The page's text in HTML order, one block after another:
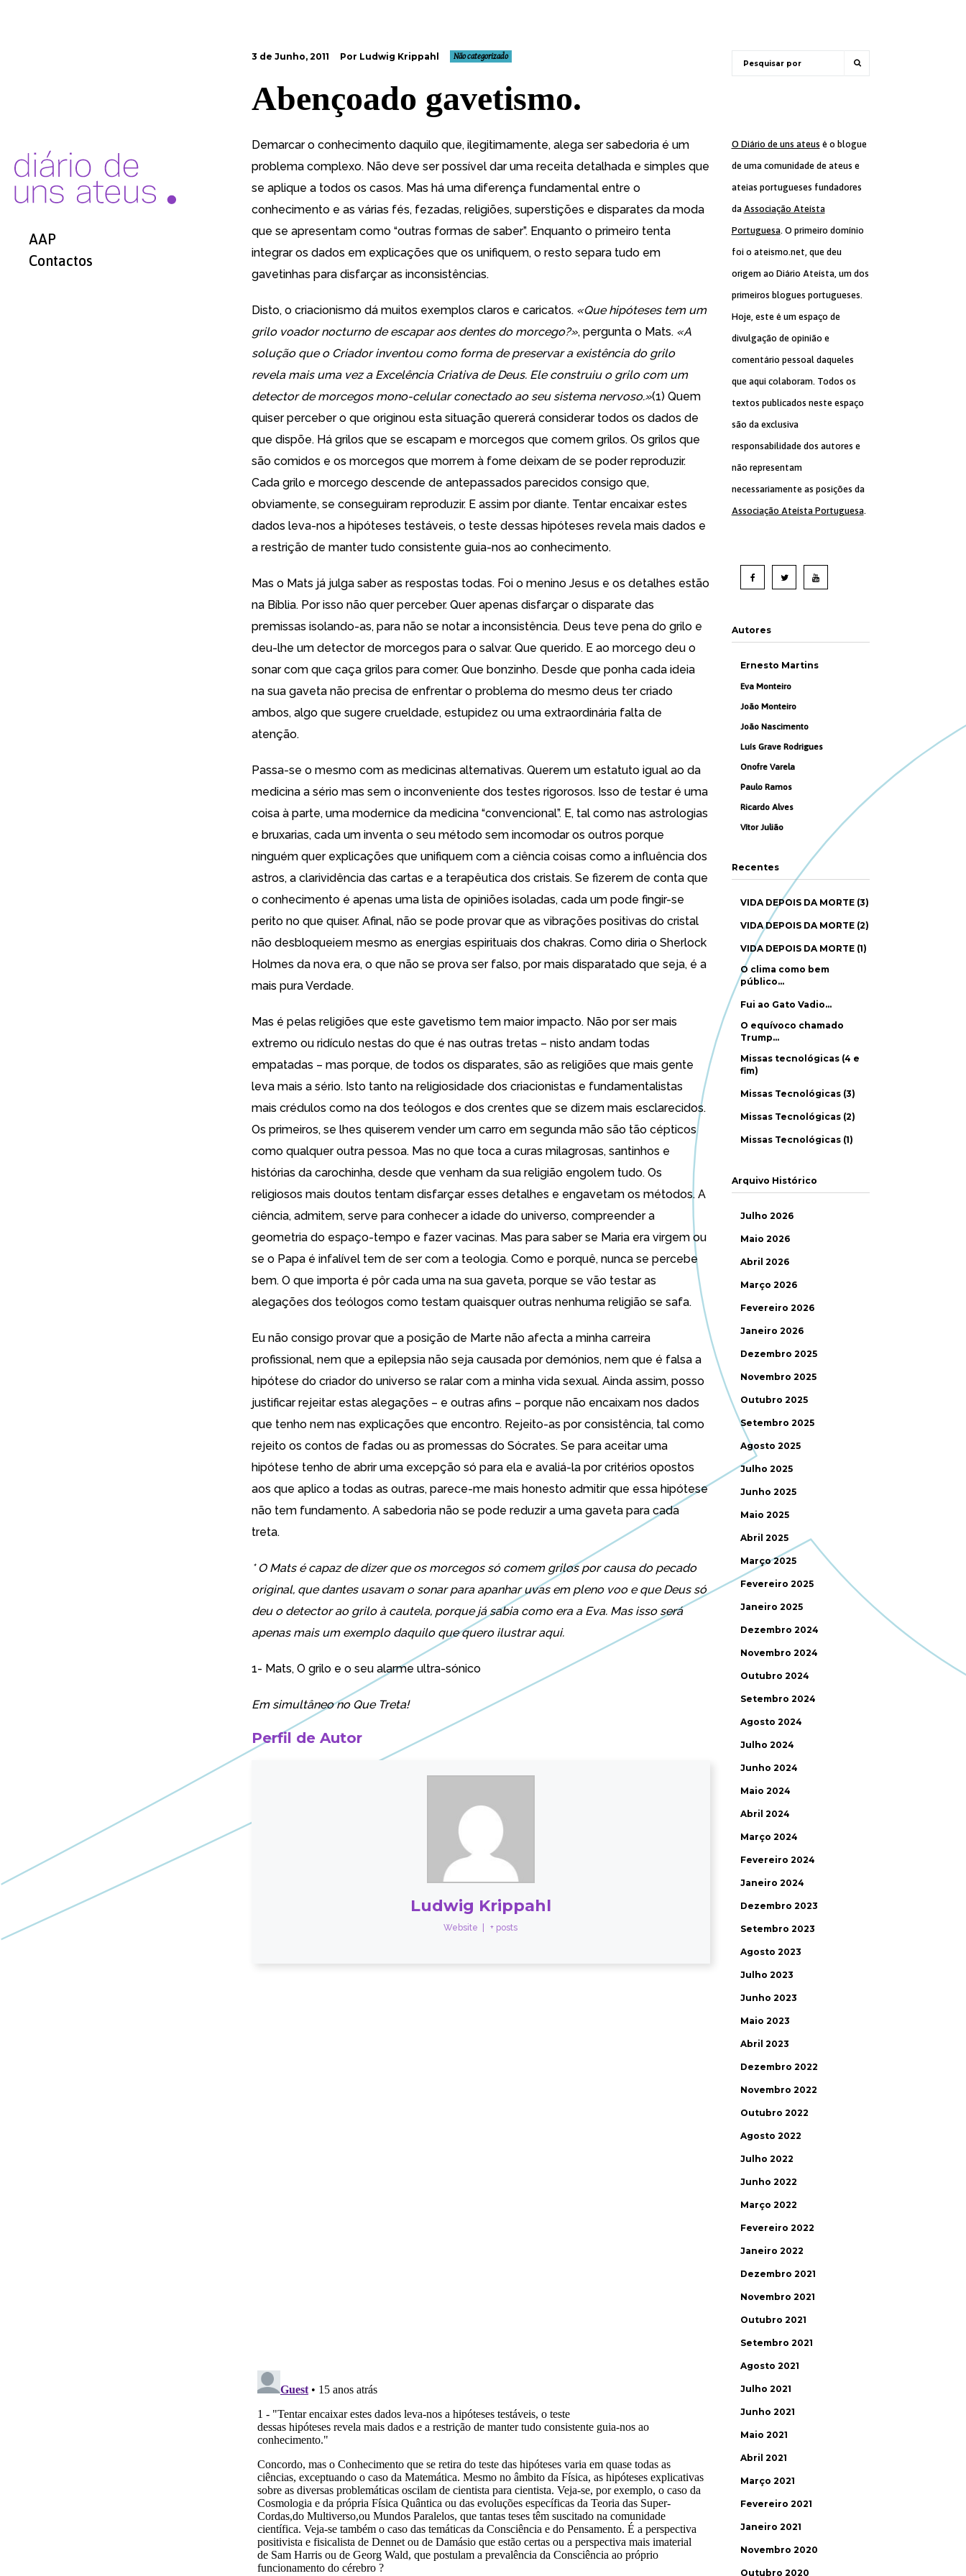
AAP
Contactos
3 de Junho, 2011 Por Ludwig Krippahl Não categorizado
Abençoado gavetismo.
Demarcar o conhecimento daquilo que, ilegitimamente, alega ser sabedoria é um
problema complexo. Não deve ser possível dar uma receita detalhada e simples que
se aplique a todos os casos. Mas há uma diferença fundamental entre o
conhecimento e as várias fés, fezadas, religiões, superstições e disparates da moda
que se apresentam como “outras formas de saber”. Enquanto o primeiro tenta
integrar os dados em explicações que os unifiquem, o resto separa tudo em
gavetinhas para disfarçar as inconsistências.
Disto, o criacionismo dá muitos exemplos claros e caricatos. «Que hipóteses tem um
grilo voador nocturno de escapar aos dentes do morcego?», pergunta o Mats. «A
solução que o Criador inventou como forma de preservar a existência do grilo
revela mais uma vez a Excelência Criativa de Deus. Ele construiu o grilo com um
detector de morcegos mono-celular conectado ao seu sistema nervoso.»(1) Quem
quiser perceber o que originou esta situação quererá considerar todos os dados de
que dispõe. Há grilos que se escapam e morcegos que comem grilos. Os grilos que
são comidos e os morcegos que morrem à fome deixam de se poder reproduzir.
Cada grilo e morcego descende de antepassados parecidos consigo que,
obviamente, se conseguiram reproduzir. E assim por diante. Tentar encaixar estes
dados leva-nos a hipóteses testáveis, o teste dessas hipóteses revela mais dados e
a restrição de manter tudo consistente guia-nos ao conhecimento.
Mas o Mats já julga saber as respostas todas. Foi o menino Jesus e os detalhes estão
na Bíblia. Por isso não quer perceber. Quer apenas disfarçar o disparate das
premissas isolando-as, para não se notar a inconsistência. Deus teve pena do grilo e
deu-lhe um detector de morcegos para o salvar. Que querido. E ao morcego deu o
sonar com que caça grilos para comer. Que bonzinho. Desde que ponha cada ideia
na sua gaveta não precisa de enfrentar o problema do mesmo deus ter criado
ambos, algo que sugere crueldade, estupidez ou uma extraordinária falta de
atenção.
Passa-se o mesmo com as medicinas alternativas. Querem um estatuto igual ao da
medicina a sério mas sem o inconveniente dos testes rigorosos. Isso de testar é uma
coisa à parte, uma modernice da medicina “convencional”. E, tal como nas astrologias
e bruxarias, cada um inventa o seu método sem incomodar os outros porque
ninguém quer explicações que unifiquem com a ciência coisas como a influência dos
astros, a clarividência das cartas e a terapêutica dos cristais. Se fizerem de conta que
o conhecimento é apenas uma lista de opiniões isoladas, cada um pode fingir-se
perito no que quiser. Afinal, não se pode provar que as vibrações positivas do cristal
não desbloqueiem mesmo as energias espirituais dos chakras. Como diria o Sherlock
Holmes da nova era, o que não se prova ser falso, por mais disparatado que seja, é a
mais pura Verdade.
Mas é pelas religiões que este gavetismo tem maior impacto. Não por ser mais
extremo ou ridículo nestas do que é nas outras tretas – nisto andam todas
empatadas – mas porque, de todos os disparates, são as religiões que mais gente
leva mais a sério. Isto tanto na religiosidade dos criacionistas e fundamentalistas
mais crédulos como na dos teólogos e dos crentes que se dizem mais esclarecidos.
Os primeiros, se lhes quiserem vender um carro em segunda mão são tão cépticos
como qualquer outra pessoa. Mas no que toca a curas milagrosas, santinhos e
histórias da carochinha, desde que venham da sua religião engolem tudo. Os
religiosos mais doutos tentam disfarçar esses detalhes e engavetam os métodos. A
ciência, admitem, serve para conhecer a idade do universo, compreender a
geometria do espaço-tempo e fazer vacinas. Mas para saber se Maria era virgem ou
se o Papa é infalível tem de ser com a teologia. Como e porquê, nunca se percebe
bem. O que importa é pôr cada uma na sua gaveta, porque se vão testar as
alegações dos teólogos como testam quaisquer outras nenhuma religião se safa.
Eu não consigo provar que a posição de Marte não afecta a minha carreira
profissional, nem que a epilepsia não seja causada por demónios, nem que é falsa a
hipótese do criador do universo se ralar com a minha vida sexual. Ainda assim, posso
justificar rejeitar estas alegações – e outras afins – porque não encaixam nos dados
que tenho nem nas explicações que encontro. Rejeito-as por consistência, tal como
rejeito os contos de fadas ou as promessas do Sócrates. Se para aceitar uma
hipótese tenho de abrir uma excepção só para ela e avaliá-la por critérios opostos
aos que aplico a todas as outras, parece-me mais honesto admitir que essa hipótese
não tem fundamento. A sabedoria não se pode reduzir a uma gaveta para cada
treta.
* O Mats é capaz de dizer que os morcegos só comem grilos por causa do pecado
original, que dantes usavam o sonar para apanhar uvas em pleno voo e que Deus só
deu o detector ao grilo à cautela, porque já sabia como era a Eva. Mas isso será
apenas mais um exemplo daquilo que quero ilustrar aqui.
1- Mats, O grilo e o seu alarme ultra-sónico
Em simultâneo no Que Treta!
Perfil de Autor
Ludwig Krippahl
Website + posts
O Diário de uns ateus é o blogue
de uma comunidade de ateus e
ateias portugueses fundadores
da Associação Ateísta
Portuguesa. O primeiro domínio
foi o ateismo.net, que deu
origem ao Diário Ateísta, um dos
primeiros blogues portugueses.
Hoje, este é um espaço de
divulgação de opinião e
comentário pessoal daqueles
que aqui colaboram. Todos os
textos publicados neste espaço
são da exclusiva
responsabilidade dos autores e
não representam
necessariamente as posições da
Associação Ateísta Portuguesa.
Autores
Ernesto Martins
Eva Monteiro
João Monteiro
João Nascimento
Luís Grave Rodrigues
Onofre Varela
Paulo Ramos
Ricardo Alves
Vítor Julião
Recentes
VIDA DEPOIS DA MORTE (3)
VIDA DEPOIS DA MORTE (2)
VIDA DEPOIS DA MORTE (1)
O clima como bem
público…
Fui ao Gato Vadio…
O equívoco chamado
Trump…
Missas tecnológicas (4 e
fim)
Missas Tecnológicas (3)
Missas Tecnológicas (2)
Missas Tecnológicas (1)
Arquivo Histórico
Julho 2026
Maio 2026
Abril 2026
Março 2026
Fevereiro 2026
Janeiro 2026
Dezembro 2025
Novembro 2025
Outubro 2025
Setembro 2025
Agosto 2025
Julho 2025
Junho 2025
Maio 2025
Abril 2025
Março 2025
Fevereiro 2025
Janeiro 2025
Dezembro 2024
Novembro 2024
Outubro 2024
Setembro 2024
Agosto 2024
Julho 2024
Junho 2024
Maio 2024
Abril 2024
Março 2024
Fevereiro 2024
Janeiro 2024
Dezembro 2023
Setembro 2023
Agosto 2023
Julho 2023
Junho 2023
Maio 2023
Abril 2023
Dezembro 2022
Novembro 2022
Outubro 2022
Agosto 2022
Julho 2022
Junho 2022
Março 2022
Fevereiro 2022
Janeiro 2022
Dezembro 2021
Novembro 2021
Outubro 2021
Setembro 2021
Agosto 2021
Julho 2021
Junho 2021
Maio 2021
Abril 2021
Março 2021
Fevereiro 2021
Janeiro 2021
Novembro 2020
Outubro 2020